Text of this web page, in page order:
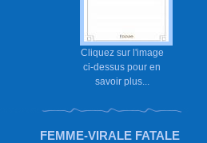
Cliquez sur l'image
ci-dessus pour en
savoir plus...
FEMME-VIRALE FATALE